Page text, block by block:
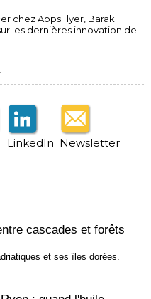
chez AppsFlyer, ​Barak
les dernières innovation de
LinkedIn Newsletter
cascades et forêts
et ses îles dorées.